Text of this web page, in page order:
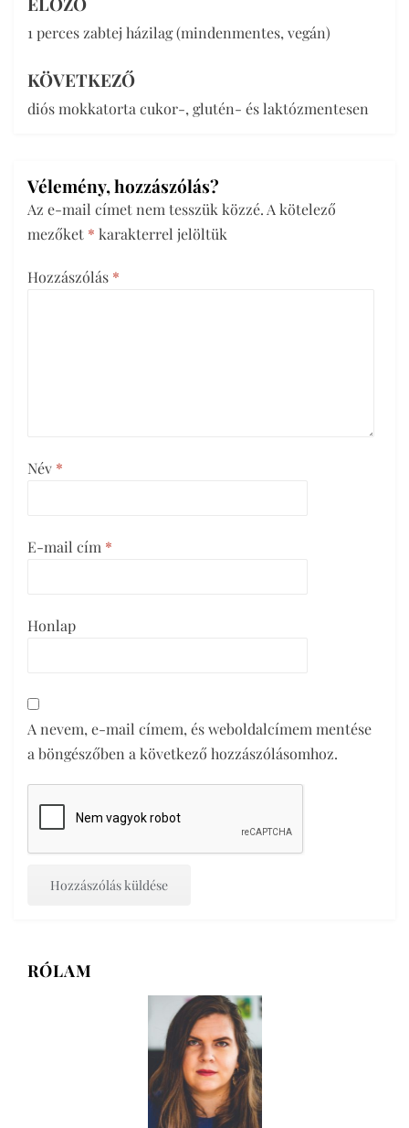
Bejegyzés
navigáció
1 perces zabtej házilag (mindenmentes, vegán)
KÖVETKEZŐ
diós mokkatorta cukor-, glutén- és laktózmentesen
Vélemény, hozzászólás?
Az e-mail címet nem tesszük közzé.A kötelező
mezőket * karakterrel jelöltük
Hozzászólás *
Név *
E-mail cím *
Honlap
A nevem, e-mail címem, és weboldalcímem mentése
a böngészőben a következő hozzászólásomhoz.
RÓLAM